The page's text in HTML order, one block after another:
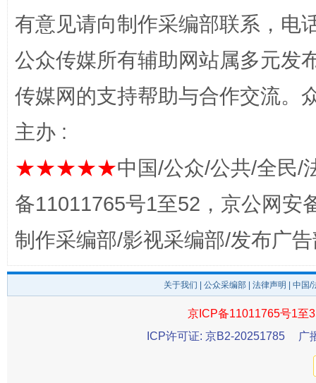
有意见请向制作采编部联系，电
公众传媒所有辅助网站属多元发
传媒网的支持帮助与合作交流。
主办 :
★★★★★中国/公众/公共/全民/
备11011765号1至52，京公网安
制作采编部/影视采编部/发布广
关于我们 公众采编部 法律声明 | 中国
京ICP备11011765号1至
ICP许可证: 京B2-20251785
广